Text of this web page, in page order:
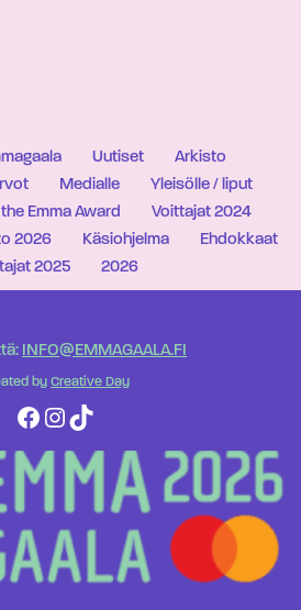
Uutiset
Arkisto
Medialle
Yleisölle / liput
Emma Award
Voittajat 2024
2026 Käsiohjelma
Ehdokkaat
2025
2026
INFO@EMMAGAALA.FI
by Creative Day